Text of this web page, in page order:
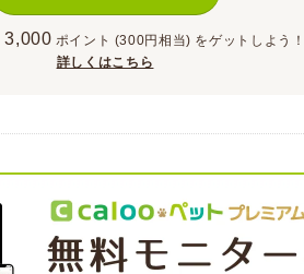
3,000 ポイント (300円相当) をゲットしよう！
詳しくはこちら